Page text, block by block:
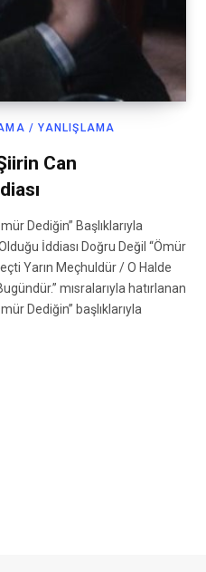
/ YANLIŞLAMA
Can
Dediğin” Başlıklarıyla
İddiası Doğru Değil “Ömür
Yarın Meçhuldür / O Halde
mısralarıyla hatırlanan
Dediğin” başlıklarıyla